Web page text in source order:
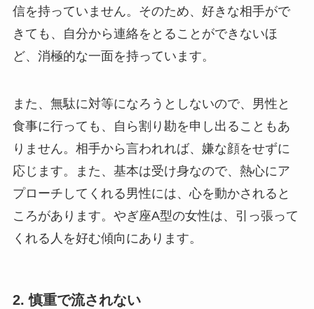
信を持っていません。そのため、好きな相手がで
きても、自分から連絡をとることができないほ
ど、消極的な一面を持っています。
また、無駄に対等になろうとしないので、男性と
食事に行っても、自ら割り勘を申し出ることもあ
りません。相手から言われれば、嫌な顔をせずに
応じます。また、基本は受け身なので、熱心にア
プローチしてくれる男性には、心を動かされると
ころがあります。やぎ座A型の女性は、引っ張って
くれる人を好む傾向にあります。
2. 慎重で流されない